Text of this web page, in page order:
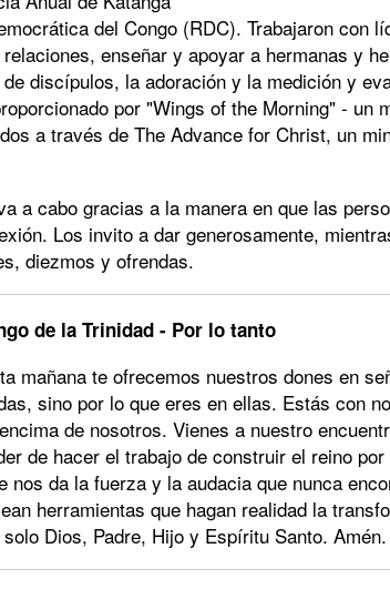
del Congo (RDC). Trabajaron con
enseñar y apoyar a hermanas y
discípulos, la adoración y la medición y
por "Wings of the Morning" - un
a través de The Advance for Christ, un
a cabo gracias a la manera en que las
Los invito a dar generosamente,
diezmos y ofrendas.
de la Trinidad - Por lo tanto
mañana te ofrecemos nuestros dones en
sino por lo que eres en ellas. Estás con
de nosotros. Vienes a nuestro
de hacer el trabajo de construir el reino
nos da la fuerza y la audacia que nunca
herramientas que hagan realidad la
Dios, Padre, Hijo y Espíritu Santo. Amén.